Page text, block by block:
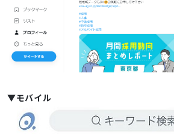
▼モバイル